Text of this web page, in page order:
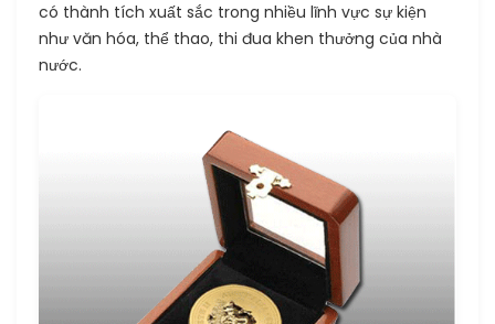
có thành tích xuất sắc trong nhiều lĩnh vực sự kiện
như văn hóa, thể thao, thi đua khen thưởng của nhà
nước.